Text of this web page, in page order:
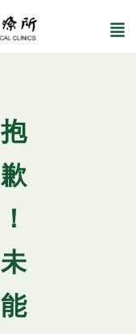
抱
歉
！
未
能